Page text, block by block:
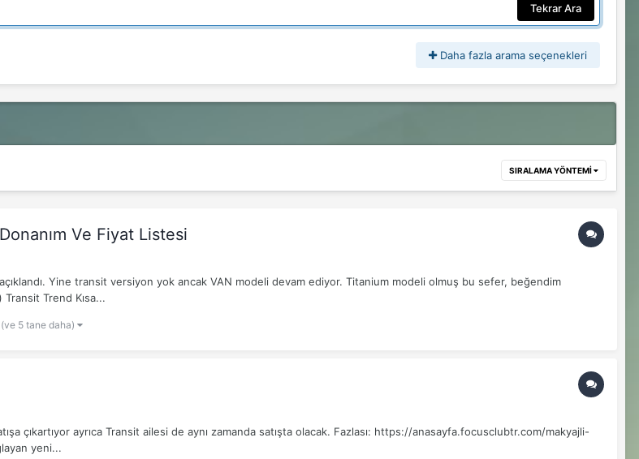
Tekrar Ara
Daha fazla arama seçenekleri
SIRALAMA YÖNTEMI
Ve Fiyat Listesi
Yine transit versiyon yok ancak VAN modeli devam ediyor. Titanium modeli olmuş bu sefer, beğendim
Transit Trend Kısa...
(ve 5 tane daha)
çıkartıyor ayrıca Transit ailesi de aynı zamanda satışta olacak. Fazlası: https://anasayfa.focusclubtr.com/makyajli-
yeni...